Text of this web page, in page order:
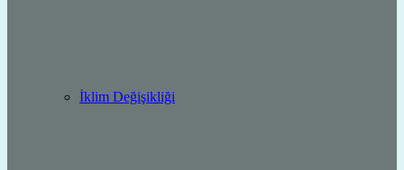
İklim Değişikliği